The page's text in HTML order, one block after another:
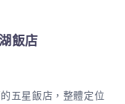
飯店
五星飯店，整體定位